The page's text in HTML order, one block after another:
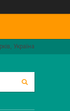
Україна